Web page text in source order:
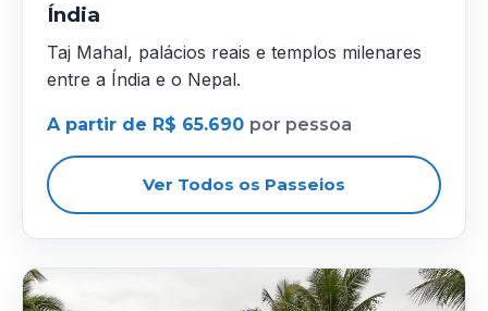
Índia
Taj Mahal, palácios reais e templos milenares
entre a Índia e o Nepal.
A partir de R$ 65.690 por pessoa
Ver Todos os Passeios